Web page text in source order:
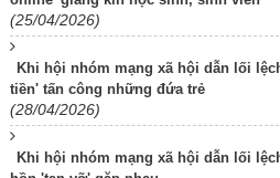
(25/04/2026)
Khi hội nhóm mạng xã hội dẫn lối
tiền' tấn công những đứa trẻ
(28/04/2026)
Khi hội nhóm mạng xã hội dẫn lối